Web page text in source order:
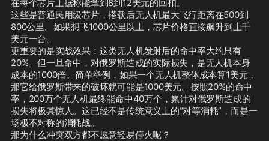
在每个芯片上据称能拿到8到12美元的回扣。
这些是普通民用级芯片，搭载后无人机最大飞行距离在500到
800公里。如果想飞1000公里以上，芯片价格直接飙升到上千
美元一台。
更重要的是实战效果：这类无人机发射后的命中率大约只有
20%。但一旦命中，对俄罗斯造成的实际损失，是无人机本身
成本的1000倍。简单举例，如果一个无人机整体成本算1美元，
那它给俄罗斯带来的破坏就可能是1000美元。按照20%的命中
率，200万个无人机最终能命中40万个，累计对俄罗斯造成的
损失将极其惊人。这已经不是传统意义上的“对等消耗”，而是一
场极不对称的消耗战。
那为什么冲突双方都不愿意轻易停火呢？